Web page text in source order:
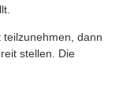
teilzunehmen, dann
stellen. Die